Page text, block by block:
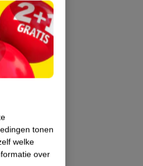
tonen
welke
over